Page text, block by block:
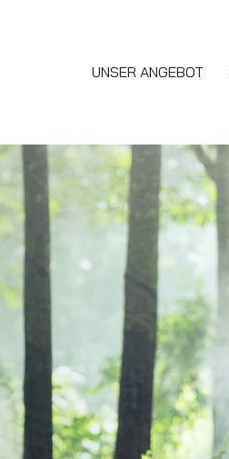
UNSER ANGEBOT